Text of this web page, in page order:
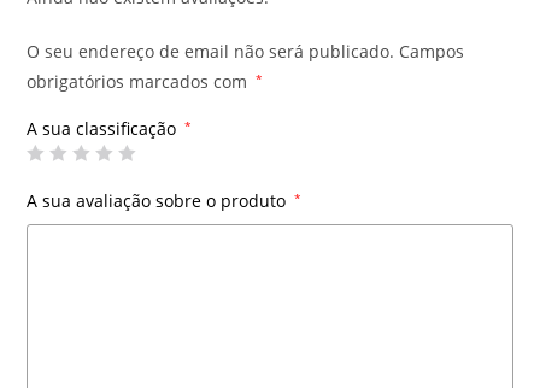
O seu endereço de email não será publicado. Campos
obrigatórios marcados com
*
A sua classificação *
A sua avaliação sobre o produto *